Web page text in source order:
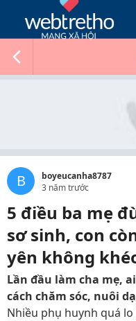
B
boyeucanha8787
3 năm trước
5 điều ba mẹ
sơ sinh, con
yên không
Lần đầu làm cha mẹ,
cách chăm sóc, nuôi
Nhiều phụ huynh quá